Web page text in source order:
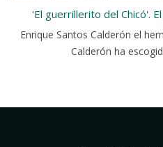
'El guerrillerito del Chicó'.
Enrique Santos Calderón el
Calderón ha